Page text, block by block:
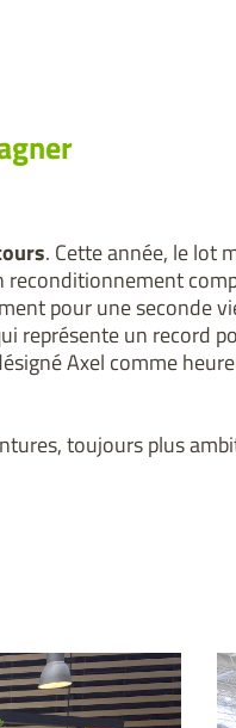
. Cette année, le lot
reconditionnement
pour une seconde
représente un record
Axel comme
toujours plus